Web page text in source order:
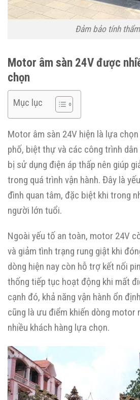
Đảm bảo tính
Motor âm sàn 24V được
chọn
Mục lục
Motor âm sàn 24V hiện là lựa
phố, biệt thự và các công trình
bị sử dụng điện áp thấp nên giúp
trong quá trình vận hành. Đây là
đình quan tâm, đặc biệt khi trong
người lớn tuổi.
Ngoài yếu tố an toàn, motor 24V
và giảm tình trạng rung giật khi
dòng hiện nay còn hỗ trợ kết nối
thống tiếp tục hoạt động khi mất
cạnh đó, khả năng vận hành ổn
cũng là ưu điểm khiến dòng motor
nhiều khách hàng lựa chọn.